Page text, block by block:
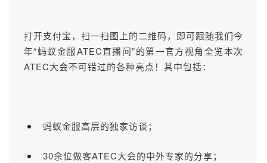
打开支付宝，扫一扫图上的二维码，即可跟随我们今
年“蚂蚁金服ATEC直播间”的第一官方视角全览本次
ATEC大会不可错过的各种亮点！其中包括：
蚂蚁金服高层的独家访谈；
30余位做客ATEC大会的中外专家的分享；